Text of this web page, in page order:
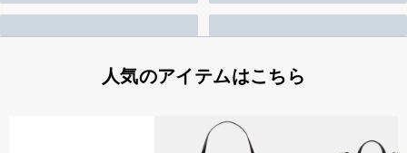
人気のアイテムはこちら